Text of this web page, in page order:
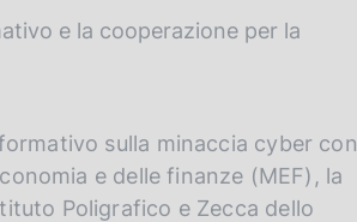
e la cooperazione per la
sulla minaccia cyber con
e delle finanze (MEF), la
Poligrafico e Zecca dello